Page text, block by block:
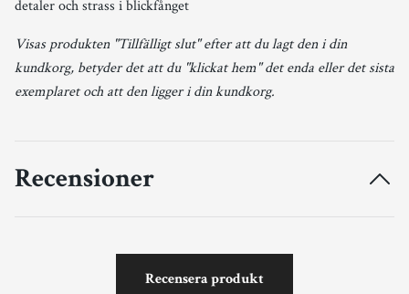
detaler och strass i blickfånget
Visas produkten "Tillfälligt slut" efter att du lagt den i din
kundkorg, betyder det att du "klickat hem" det enda eller det sista
exemplaret och att den ligger i din kundkorg.
Recensioner
Recensera produkt